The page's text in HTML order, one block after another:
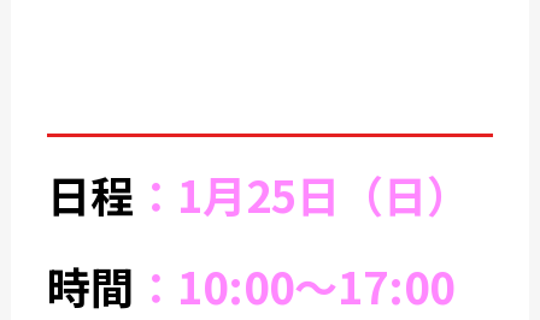
日程 ：1月25日（日）
時間 ：10:00～17:00